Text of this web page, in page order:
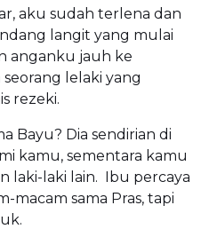
aku sudah terlena dan
langit yang mulai
anganku jauh ke
lelaki yang
rezeki.
Bayu? Dia sendirian di
kamu, sementara kamu
laki-laki lain. Ibu percaya
macam sama Pras, tapi